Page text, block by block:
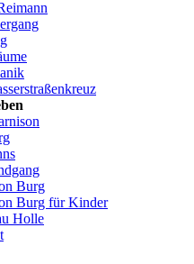
Burg
Burg für Kinder
Holle